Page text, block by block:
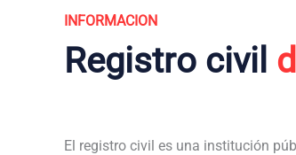
INFORMACION
Registro civil
El registro civil es una institución